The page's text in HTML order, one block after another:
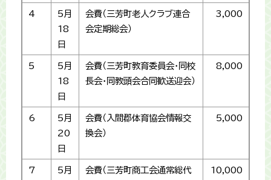
4
5月
18
日
会費（三芳町老人クラブ連合
会定期総会）
3,000
5
5月
18
日
会費（三芳町教育委員会・同校
長会・同教頭会合同歓送迎会）
8,000
6
5月
20
日
会費（入間郡体育協会情報交
換会）
5,000
7
5月
会費（三芳町商工会通常総代
10,000